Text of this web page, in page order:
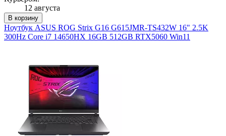
12 августа
В корзину
Ноутбук ASUS ROG Strix G16 G615JMR-TS432W 16" 2.5K
300Hz Core i7 14650HX 16GB 512GB RTX5060 Win11